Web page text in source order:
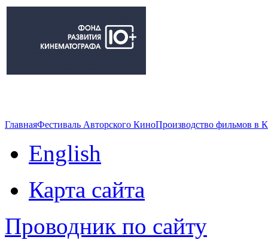
ГлавнаяФестиваль Авторского КиноПроизводство фильмов в
English
Карта сайта
Проводник по сайту